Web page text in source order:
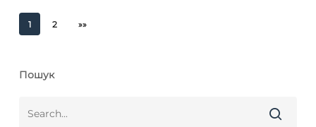
1 2 »»
Пошук